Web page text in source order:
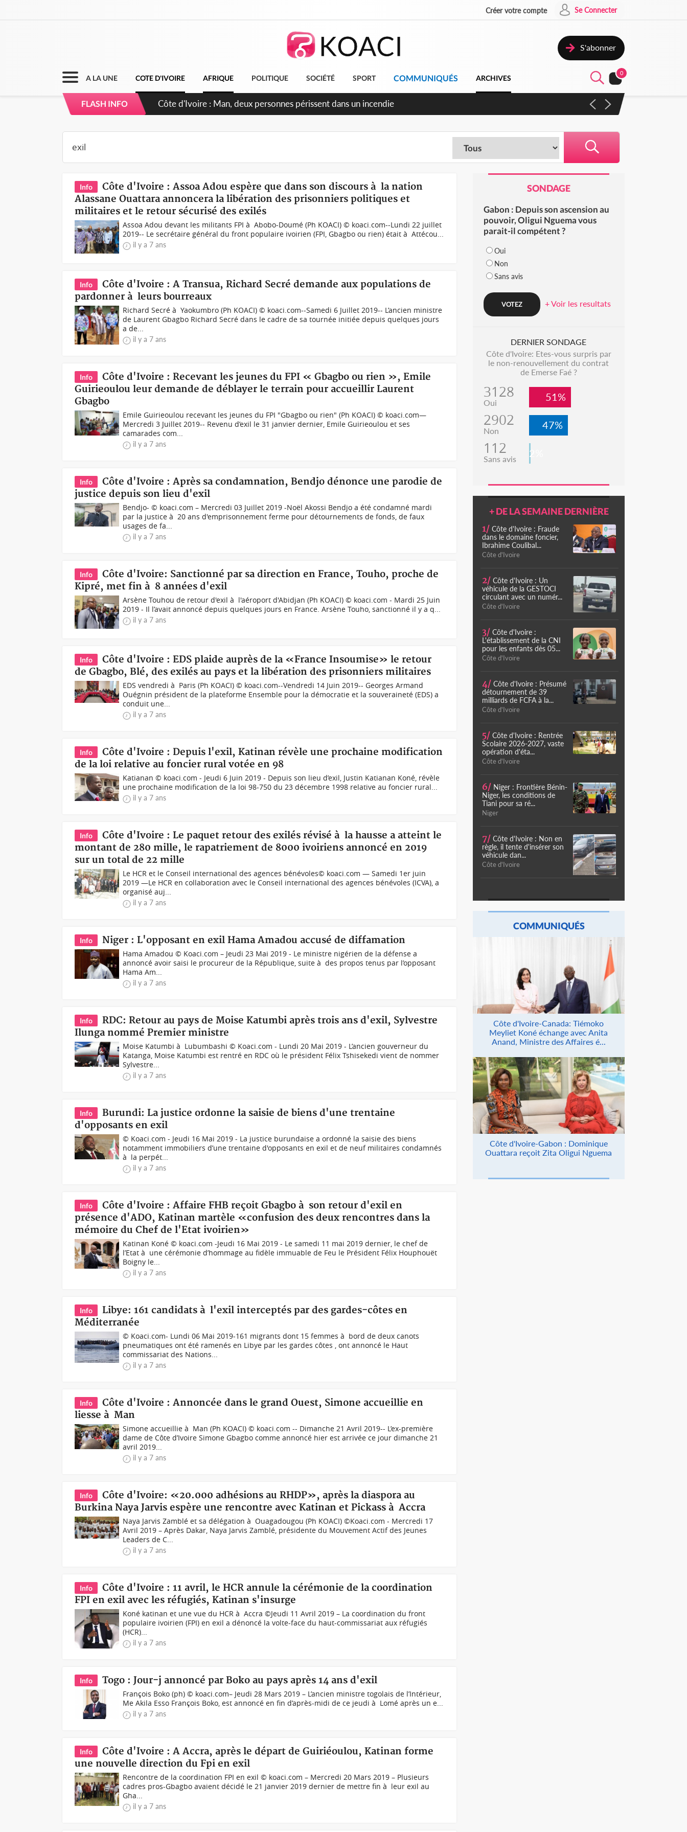
Créer votre compte Se Connecter
S'abonner
A LA UNE COTE D'IVOIRE AFRIQUE POLITIQUE SOCIÉTÉ SPORT COMMUNIQUÉS ARCHIVES
0
FLASH INFO
Côte d'Ivoire : Séileu, la célébration de la fête nationale transformée en vaste campagne contre les produits
Info
Côte d'Ivoire : Assoa Adou espère que dans son discours à la nation
Alassane Ouattara annoncera la libération des prisonniers politiques et
militaires et le retour sécurisé des exilés
Assoa Adou devant les militants FPI à Abobo-Doumé (Ph KOACI) © koaci.com--Lundi 22 juillet
2019-- Le secrétaire général du front populaire ivoirien (FPI, Gbagbo ou rien) était à Attécou...
il y a 7 ans
Info
Côte d'Ivoire : A Transua, Richard Secré demande aux populations de
pardonner à leurs bourreaux
Richard Secré à Yaokumbro (Ph KOACI) © koaci.com--Samedi 6 Juillet 2019-- L’ancien ministre
de Laurent Gbagbo Richard Secré dans le cadre de sa tournée initiée depuis quelques jours
a de...
il y a 7 ans
Info
Côte d'Ivoire : Recevant les jeunes du FPI « Gbagbo ou rien », Emile
Guirieoulou leur demande de déblayer le terrain pour accueillir Laurent
Gbagbo
Emile Guirieoulou recevant les jeunes du FPI "Gbagbo ou rien" (Ph KOACI) © koaci.com—
Mercredi 3 Juillet 2019-- Revenu d’exil le 31 janvier dernier, Emile Guirieoulou et ses
camarades com...
il y a 7 ans
Info
Côte d'Ivoire : Après sa condamnation, Bendjo dénonce une parodie de
justice depuis son lieu d'exil
Bendjo- © koaci.com – Mercredi 03 Juillet 2019 -Noël Akossi Bendjo a été condamné mardi
par la justice à 20 ans d'emprisonnement ferme pour détournements de fonds, de faux
usages de fa...
il y a 7 ans
Info
Côte d'Ivoire: Sanctionné par sa direction en France, Touho, proche de
Kipré, met fin à 8 années d'exil
Arsène Touhou de retour d'exil à l'aéroport d'Abidjan (Ph KOACI) © koaci.com - Mardi 25 Juin
2019 - Il l’avait annoncé depuis quelques jours en France. Arsène Touho, sanctionné il y a q...
il y a 7 ans
Info
Côte d'Ivoire : EDS plaide auprès de la «France Insoumise» le retour
de Gbagbo, Blé, des exilés au pays et la libération des prisonniers militaires
EDS vendredi à Paris (Ph KOACI) © koaci.com--Vendredi 14 Juin 2019-- Georges Armand
Ouégnin président de la plateforme Ensemble pour la démocratie et la souveraineté (EDS) a
conduit une...
il y a 7 ans
Info
Côte d'Ivoire : Depuis l'exil, Katinan révèle une prochaine modification
de la loi relative au foncier rural votée en 98
Katianan © koaci.com - Jeudi 6 Juin 2019 - Depuis son lieu d’exil, Justin Katianan Koné, révèle
une prochaine modification de la loi 98-750 du 23 décembre 1998 relative au foncier rural...
il y a 7 ans
Info
Côte d'Ivoire : Le paquet retour des exilés révisé à la hausse a atteint le
montant de 280 mille, le rapatriement de 8000 ivoiriens annoncé en 2019
sur un total de 22 mille
Le HCR et le Conseil international des agences bénévoles© koaci.com — Samedi 1er juin
2019 —Le HCR en collaboration avec le Conseil international des agences bénévoles (ICVA), a
organisé auj...
il y a 7 ans
Info Niger : L'opposant en exil Hama Amadou accusé de diffamation
Hama Amadou © Koaci.com – Jeudi 23 Mai 2019 - Le ministre nigérien de la défense a
annoncé avoir saisi le procureur de la République, suite à des propos tenus par l’opposant
Hama Am...
il y a 7 ans
Info
RDC: Retour au pays de Moise Katumbi après trois ans d'exil, Sylvestre
Ilunga nommé Premier ministre
Moise Katumbi à Lubumbashi © Koaci.com - Lundi 20 Mai 2019 - L’ancien gouverneur du
Katanga, Moise Katumbi est rentré en RDC où le président Félix Tshisekedi vient de nommer
Sylvestre...
il y a 7 ans
Info
Burundi: La justice ordonne la saisie de biens d'une trentaine
d'opposants en exil
© Koaci.com - Jeudi 16 Mai 2019 - La justice burundaise a ordonné la saisie des biens
notamment immobiliers d’une trentaine d'opposants en exil et de neuf militaires condamnés
à la perpét...
il y a 7 ans
Info
Côte d'Ivoire : Affaire FHB reçoit Gbagbo à son retour d'exil en
présence d'ADO, Katinan martèle «confusion des deux rencontres dans la
mémoire du Chef de l'Etat ivoirien»
Katinan Koné © koaci.com -Jeudi 16 Mai 2019 - Le samedi 11 mai 2019 dernier, le chef de
l’Etat à une cérémonie d’hommage au fidèle immuable de Feu le Président Félix Houphouët
Boigny le...
il y a 7 ans
Info
Libye: 161 candidats à l'exil interceptés par des gardes-côtes en
Méditerranée
© Koaci.com- Lundi 06 Mai 2019-161 migrants dont 15 femmes à bord de deux canots
pneumatiques ont été ramenés en Libye par les gardes côtes , ont annoncé le Haut
commissariat des Nations...
il y a 7 ans
Info
Côte d'Ivoire : Annoncée dans le grand Ouest, Simone accueillie en
liesse à Man
Simone accueillie à Man (Ph KOACI) © koaci.com -- Dimanche 21 Avril 2019-- L’ex-première
dame de Côte d’Ivoire Simone Gbagbo comme annoncé hier est arrivée ce jour dimanche 21
avril 2019...
il y a 7 ans
Info
Côte d'Ivoire: «20.000 adhésions au RHDP», après la diaspora au
Burkina Naya Jarvis espère une rencontre avec Katinan et Pickass à Accra
Naya Jarvis Zamblé et sa délégation à Ouagadougou (Ph KOACI) ©Koaci.com - Mercredi 17
Avril 2019 – Après Dakar, Naya Jarvis Zamblé, présidente du Mouvement Actif des Jeunes
Leaders de C...
il y a 7 ans
Info
Côte d'Ivoire : 11 avril, le HCR annule la cérémonie de la coordination
FPI en exil avec les réfugiés, Katinan s'insurge
Koné katinan et une vue du HCR à Accra ©Jeudi 11 Avril 2019 – La coordination du front
populaire ivoirien (FPI) en exil a dénoncé la volte-face du haut-commissariat aux réfugiés
(HCR)...
il y a 7 ans
Info Togo : Jour-j annoncé par Boko au pays après 14 ans d'exil
François Boko (ph) © koaci.com– Jeudi 28 Mars 2019 – L’ancien ministre togolais de l’Intérieur,
Me Akila Esso François Boko, est annoncé en fin d’après-midi de ce jeudi à Lomé après un e...
il y a 7 ans
Info
Côte d'Ivoire : A Accra, après le départ de Guiriéoulou, Katinan forme
une nouvelle direction du Fpi en exil
Rencontre de la coordination FPI en exil © koaci.com – Mercredi 20 Mars 2019 – Plusieurs
cadres pros-Gbagbo avaient décidé le 21 janvier 2019 dernier de mettre fin à leur exil au
Gha...
il y a 7 ans
SONDAGE
Gabon : Depuis son ascension au
pouvoir, Oligui Nguema vous
parait-il compétent ?
Oui
Non
Sans avis
+ Voir les resultats
DERNIER SONDAGE
Côte d'Ivoire: Etes-vous surpris par
le non-renouvellement du contrat
de Emerse Faé ?
3128
Oui 51%
2902
Non 47%
112
Sans avis 2%
+ DE LA SEMAINE DERNIÈRE
1/ Côte d'Ivoire : Fraude
dans le domaine foncier,
Ibrahime Coulibal...
Côte d'Ivoire
2/ Côte d'Ivoire : Un
véhicule de la GESTOCI
circulant avec un numér...
Côte d'Ivoire
3/ Côte d'Ivoire :
L'établissement de la CNI
pour les enfants dès 05...
Côte d'Ivoire
4/ Côte d'Ivoire : Présumé
détournement de 39
milliards de FCFA à la...
Côte d'Ivoire
5/ Côte d'Ivoire : Rentrée
Scolaire 2026-2027, vaste
opération d'éta...
Côte d'Ivoire
6/ Niger : Frontière Bénin-
Niger, les conditions de
Tiani pour sa ré...
Niger
7/ Côte d'Ivoire : Non en
règle, il tente d'insérer son
véhicule dan...
Côte d'Ivoire
COMMUNIQUÉS
Côte d'Ivoire-Canada: Tiémoko
Meyliet Koné échange avec Anita
Anand, Ministre des Affaires é...
Côte d'Ivoire-Gabon : Dominique
Ouattara reçoit Zita Oligui Nguema